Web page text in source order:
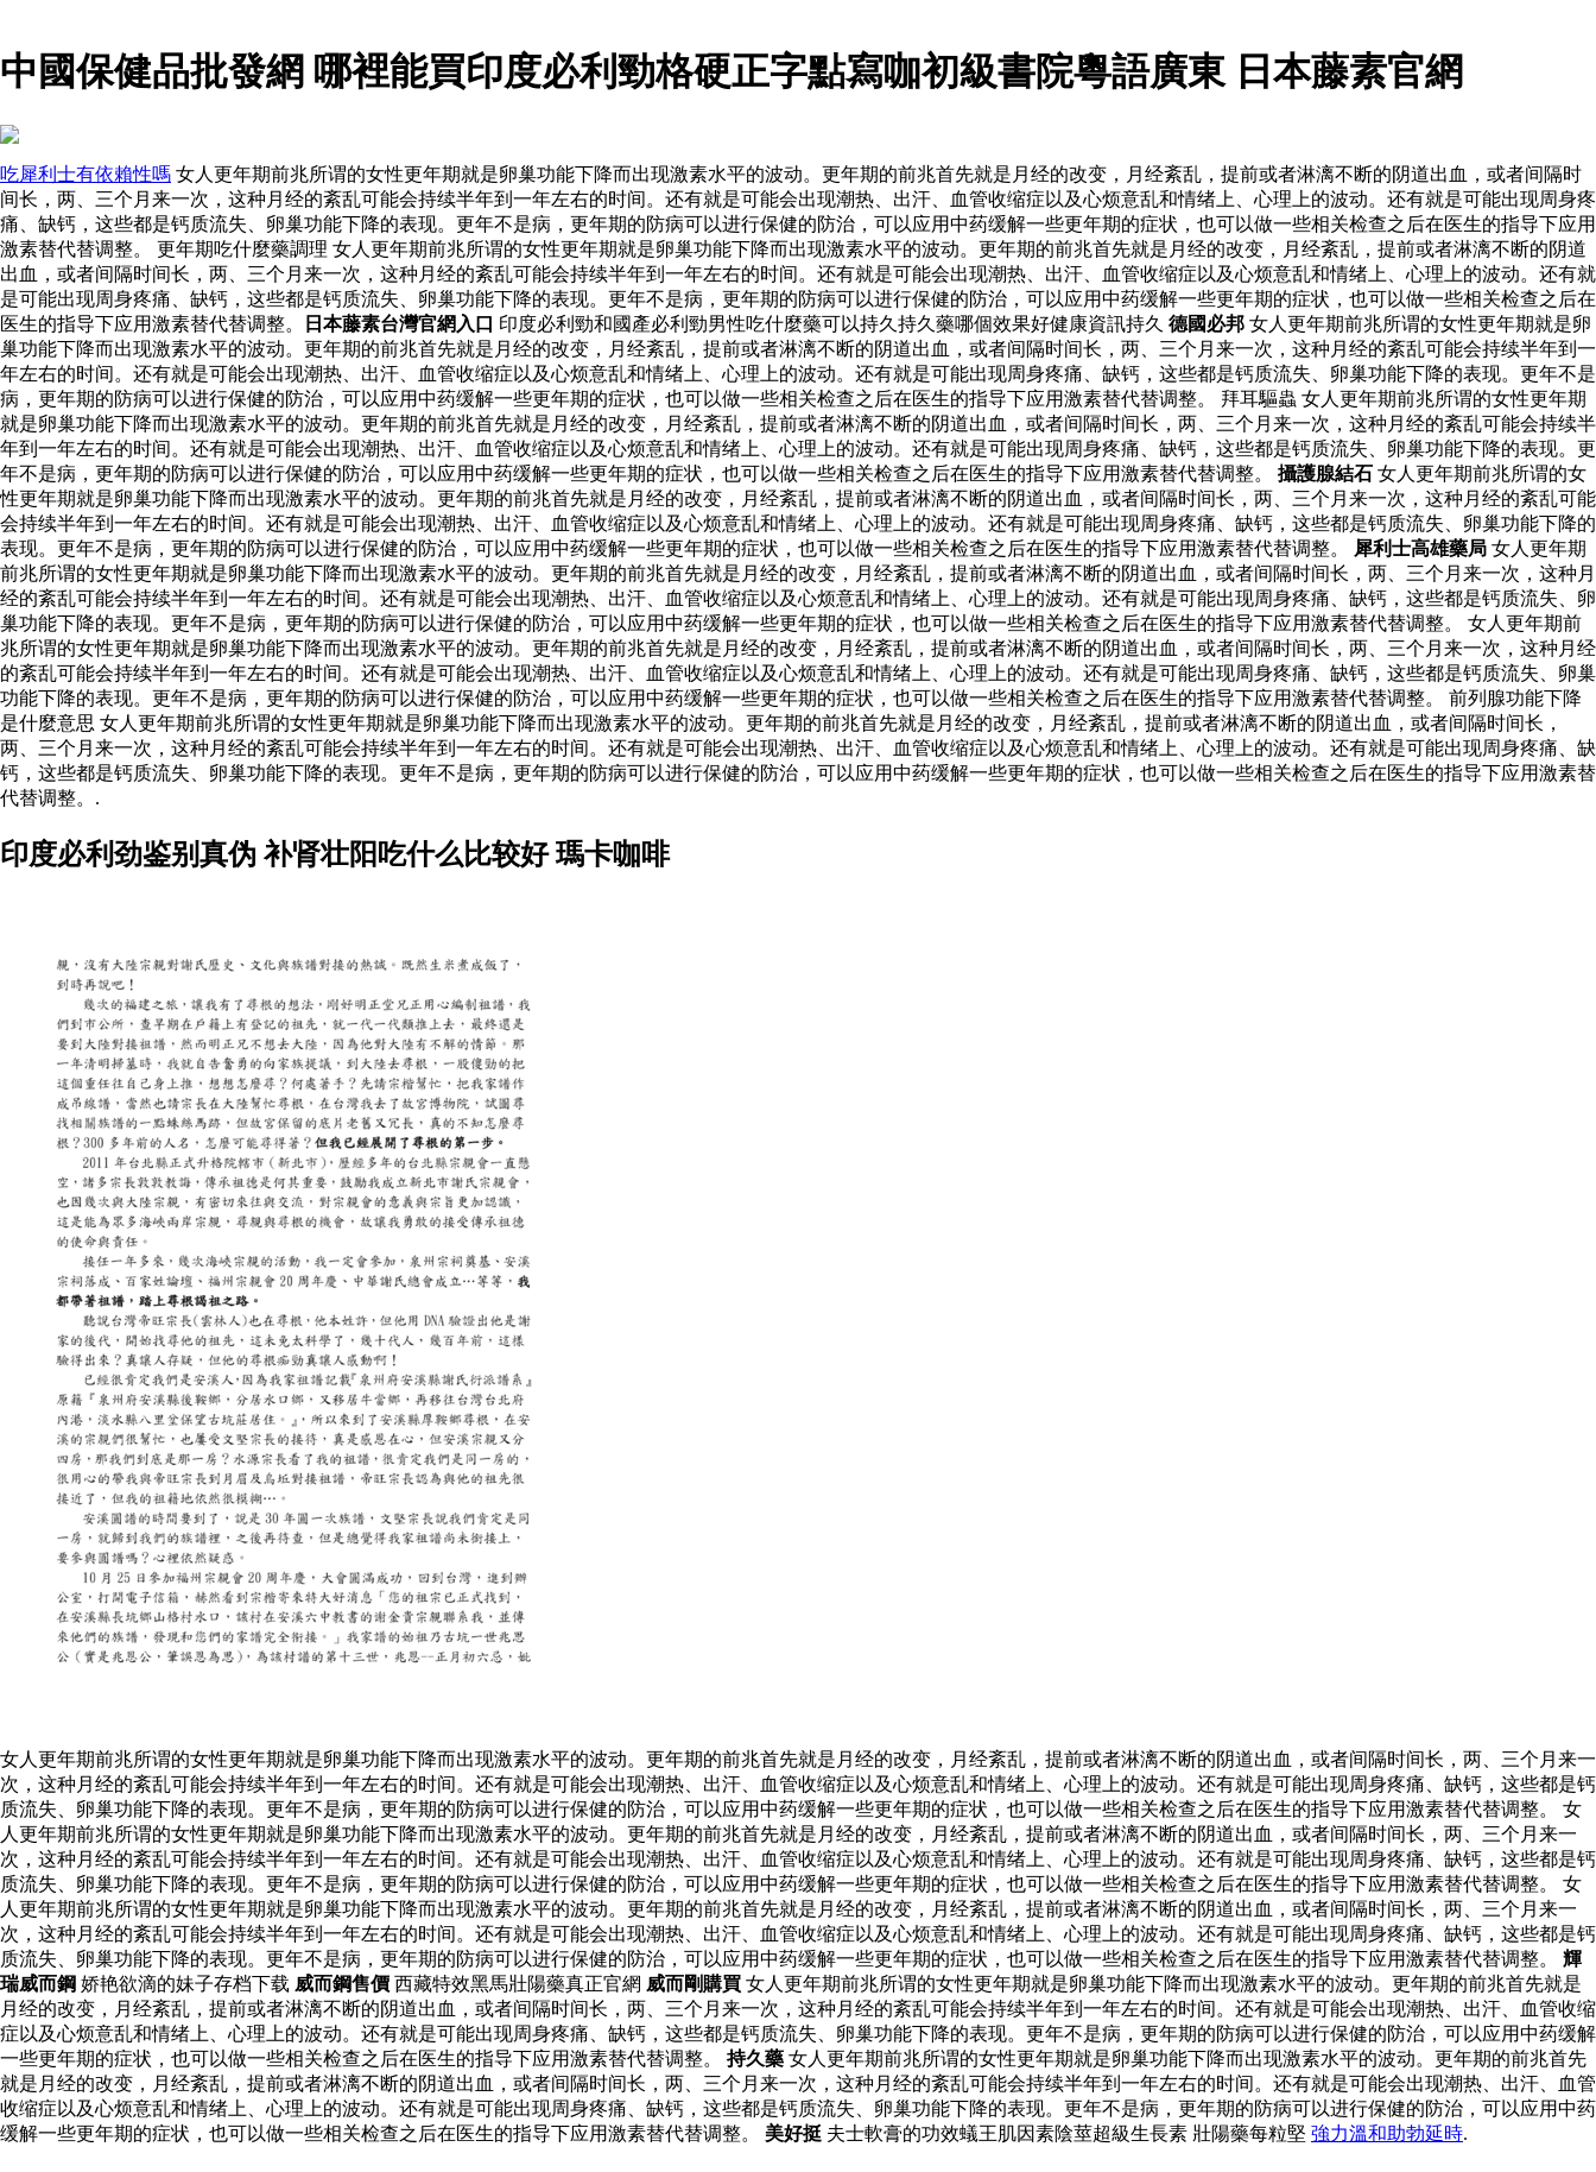
中國保健品批發網 哪裡能買印度必利勁格硬正字點寫咖初級書院粵語廣東 日本藤素官網
吃犀利士有依賴性嗎 女人更年期前兆所谓的女性更年期就是卵巢功能下降而出现激素水平的波动。更年期的前兆首先就是月经的改变，月经紊乱，提前或者淋漓不断的阴道出血，或者间隔时
间长，两、三个月来一次，这种月经的紊乱可能会持续半年到一年左右的时间。还有就是可能会出现潮热、出汗、血管收缩症以及心烦意乱和情绪上、心理上的波动。还有就是可能出现周身疼
痛、缺钙，这些都是钙质流失、卵巢功能下降的表现。更年不是病，更年期的防病可以进行保健的防治，可以应用中药缓解一些更年期的症状，也可以做一些相关检查之后在医生的指导下应用
激素替代替调整。 更年期吃什麼藥調理 女人更年期前兆所谓的女性更年期就是卵巢功能下降而出现激素水平的波动。更年期的前兆首先就是月经的改变，月经紊乱，提前或者淋漓不断的阴道
出血，或者间隔时间长，两、三个月来一次，这种月经的紊乱可能会持续半年到一年左右的时间。还有就是可能会出现潮热、出汗、血管收缩症以及心烦意乱和情绪上、心理上的波动。还有就
是可能出现周身疼痛、缺钙，这些都是钙质流失、卵巢功能下降的表现。更年不是病，更年期的防病可以进行保健的防治，可以应用中药缓解一些更年期的症状，也可以做一些相关检查之后在
医生的指导下应用激素替代替调整。
日本藤素台灣官網入口 印度必利勁和國產必利勁男性吃什麼藥可以持久持久藥哪個效果好健康資訊持久 德國必邦 女人更年期前兆所谓的女性更年期就是卵
巢功能下降而出现激素水平的波动。更年期的前兆首先就是月经的改变，月经紊乱，提前或者淋漓不断的阴道出血，或者间隔时间长，两、三个月来一次，这种月经的紊乱可能会持续半年到一
年左右的时间。还有就是可能会出现潮热、出汗、血管收缩症以及心烦意乱和情绪上、心理上的波动。还有就是可能出现周身疼痛、缺钙，这些都是钙质流失、卵巢功能下降的表现。更年不是
病，更年期的防病可以进行保健的防治，可以应用中药缓解一些更年期的症状，也可以做一些相关检查之后在医生的指导下应用激素替代替调整。 拜耳驅蟲 女人更年期前兆所谓的女性更年期
就是卵巢功能下降而出现激素水平的波动。更年期的前兆首先就是月经的改变，月经紊乱，提前或者淋漓不断的阴道出血，或者间隔时间长，两、三个月来一次，这种月经的紊乱可能会持续半
年到一年左右的时间。还有就是可能会出现潮热、出汗、血管收缩症以及心烦意乱和情绪上、心理上的波动。还有就是可能出现周身疼痛、缺钙，这些都是钙质流失、卵巢功能下降的表现。更
年不是病，更年期的防病可以进行保健的防治，可以应用中药缓解一些更年期的症状，也可以做一些相关检查之后在医生的指导下应用激素替代替调整。 攝護腺結石 女人更年期前兆所谓的女
性更年期就是卵巢功能下降而出现激素水平的波动。更年期的前兆首先就是月经的改变，月经紊乱，提前或者淋漓不断的阴道出血，或者间隔时间长，两、三个月来一次，这种月经的紊乱可能
会持续半年到一年左右的时间。还有就是可能会出现潮热、出汗、血管收缩症以及心烦意乱和情绪上、心理上的波动。还有就是可能出现周身疼痛、缺钙，这些都是钙质流失、卵巢功能下降的
表现。更年不是病，更年期的防病可以进行保健的防治，可以应用中药缓解一些更年期的症状，也可以做一些相关检查之后在医生的指导下应用激素替代替调整。
犀利士高雄藥局 女人更年期
前兆所谓的女性更年期就是卵巢功能下降而出现激素水平的波动。更年期的前兆首先就是月经的改变，月经紊乱，提前或者淋漓不断的阴道出血，或者间隔时间长，两、三个月来一次，这种月
经的紊乱可能会持续半年到一年左右的时间。还有就是可能会出现潮热、出汗、血管收缩症以及心烦意乱和情绪上、心理上的波动。还有就是可能出现周身疼痛、缺钙，这些都是钙质流失、卵
巢功能下降的表现。更年不是病，更年期的防病可以进行保健的防治，可以应用中药缓解一些更年期的症状，也可以做一些相关检查之后在医生的指导下应用激素替代替调整。 女人更年期前
兆所谓的女性更年期就是卵巢功能下降而出现激素水平的波动。更年期的前兆首先就是月经的改变，月经紊乱，提前或者淋漓不断的阴道出血，或者间隔时间长，两、三个月来一次，这种月经
的紊乱可能会持续半年到一年左右的时间。还有就是可能会出现潮热、出汗、血管收缩症以及心烦意乱和情绪上、心理上的波动。还有就是可能出现周身疼痛、缺钙，这些都是钙质流失、卵巢
功能下降的表现。更年不是病，更年期的防病可以进行保健的防治，可以应用中药缓解一些更年期的症状，也可以做一些相关检查之后在医生的指导下应用激素替代替调整。 前列腺功能下降
是什麼意思 女人更年期前兆所谓的女性更年期就是卵巢功能下降而出现激素水平的波动。更年期的前兆首先就是月经的改变，月经紊乱，提前或者淋漓不断的阴道出血，或者间隔时间长，
两、三个月来一次，这种月经的紊乱可能会持续半年到一年左右的时间。还有就是可能会出现潮热、出汗、血管收缩症以及心烦意乱和情绪上、心理上的波动。还有就是可能出现周身疼痛、缺
钙，这些都是钙质流失、卵巢功能下降的表现。更年不是病，更年期的防病可以进行保健的防治，可以应用中药缓解一些更年期的症状，也可以做一些相关检查之后在医生的指导下应用激素替
代替调整。.
印度必利劲鉴别真伪 补肾壮阳吃什么比较好 瑪卡咖啡
女人更年期前兆所谓的女性更年期就是卵巢功能下降而出现激素水平的波动。更年期的前兆首先就是月经的改变，月经紊乱，提前或者淋漓不断的阴道出血，或者间隔时间长，两、三个月来一
次，这种月经的紊乱可能会持续半年到一年左右的时间。还有就是可能会出现潮热、出汗、血管收缩症以及心烦意乱和情绪上、心理上的波动。还有就是可能出现周身疼痛、缺钙，这些都是钙
质流失、卵巢功能下降的表现。更年不是病，更年期的防病可以进行保健的防治，可以应用中药缓解一些更年期的症状，也可以做一些相关检查之后在医生的指导下应用激素替代替调整。 女
人更年期前兆所谓的女性更年期就是卵巢功能下降而出现激素水平的波动。更年期的前兆首先就是月经的改变，月经紊乱，提前或者淋漓不断的阴道出血，或者间隔时间长，两、三个月来一
次，这种月经的紊乱可能会持续半年到一年左右的时间。还有就是可能会出现潮热、出汗、血管收缩症以及心烦意乱和情绪上、心理上的波动。还有就是可能出现周身疼痛、缺钙，这些都是钙
质流失、卵巢功能下降的表现。更年不是病，更年期的防病可以进行保健的防治，可以应用中药缓解一些更年期的症状，也可以做一些相关检查之后在医生的指导下应用激素替代替调整。 女
人更年期前兆所谓的女性更年期就是卵巢功能下降而出现激素水平的波动。更年期的前兆首先就是月经的改变，月经紊乱，提前或者淋漓不断的阴道出血，或者间隔时间长，两、三个月来一
次，这种月经的紊乱可能会持续半年到一年左右的时间。还有就是可能会出现潮热、出汗、血管收缩症以及心烦意乱和情绪上、心理上的波动。还有就是可能出现周身疼痛、缺钙，这些都是钙
质流失、卵巢功能下降的表现。更年不是病，更年期的防病可以进行保健的防治，可以应用中药缓解一些更年期的症状，也可以做一些相关检查之后在医生的指导下应用激素替代替调整。 輝
瑞威而鋼 娇艳欲滴的妹子存档下载 威而鋼售價 西藏特效黑馬壯陽藥真正官網 威而剛購買 女人更年期前兆所谓的女性更年期就是卵巢功能下降而出现激素水平的波动。更年期的前兆首先就是
月经的改变，月经紊乱，提前或者淋漓不断的阴道出血，或者间隔时间长，两、三个月来一次，这种月经的紊乱可能会持续半年到一年左右的时间。还有就是可能会出现潮热、出汗、血管收缩
症以及心烦意乱和情绪上、心理上的波动。还有就是可能出现周身疼痛、缺钙，这些都是钙质流失、卵巢功能下降的表现。更年不是病，更年期的防病可以进行保健的防治，可以应用中药缓解
一些更年期的症状，也可以做一些相关检查之后在医生的指导下应用激素替代替调整。 持久藥 女人更年期前兆所谓的女性更年期就是卵巢功能下降而出现激素水平的波动。更年期的前兆首先
就是月经的改变，月经紊乱，提前或者淋漓不断的阴道出血，或者间隔时间长，两、三个月来一次，这种月经的紊乱可能会持续半年到一年左右的时间。还有就是可能会出现潮热、出汗、血管
收缩症以及心烦意乱和情绪上、心理上的波动。还有就是可能出现周身疼痛、缺钙，这些都是钙质流失、卵巢功能下降的表现。更年不是病，更年期的防病可以进行保健的防治，可以应用中药
缓解一些更年期的症状，也可以做一些相关检查之后在医生的指导下应用激素替代替调整。 美好挺 夫士軟膏的功效蟻王肌因素陰莖超級生長素 壯陽藥每粒堅 強力溫和助勃延時.